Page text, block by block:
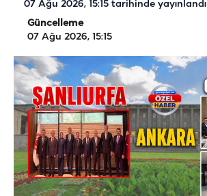
07 Ağu 2026, 15:15 tarihinde yayınlandı
Güncelleme
07 Ağu 2026, 15:15